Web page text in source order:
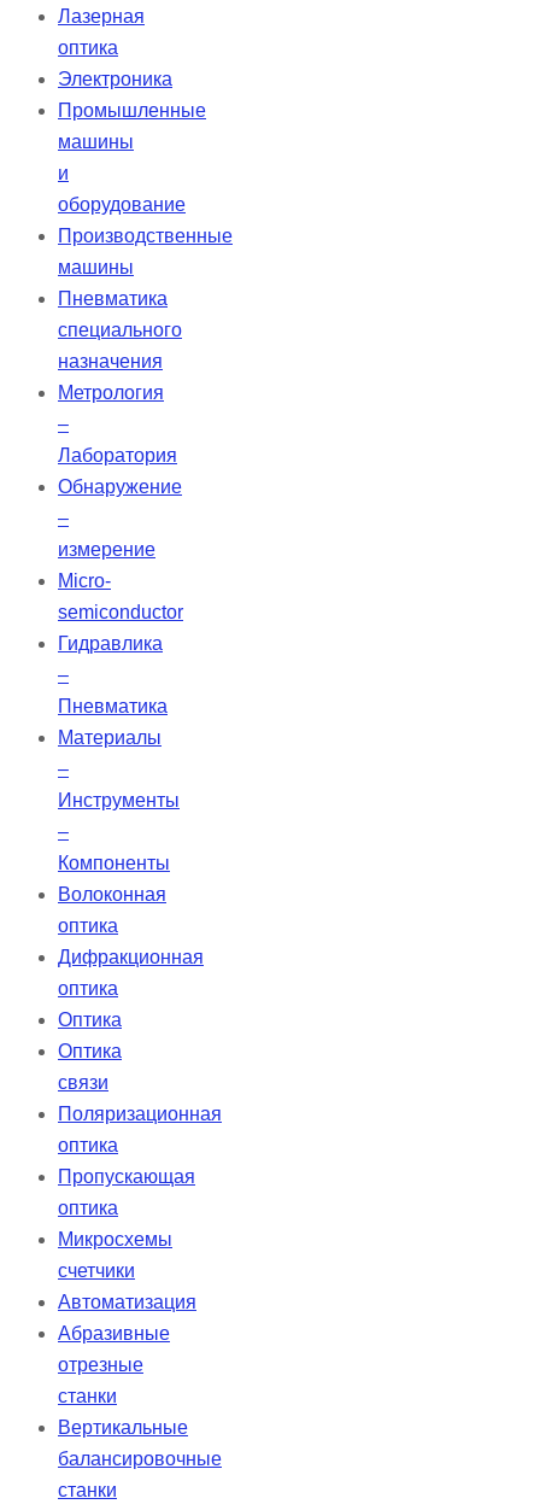
Лазерная
оптика
Электроника
Промышленные
машины
и
оборудование
Производственные
машины
Пневматика
специального
назначения
Метрология
–
Лаборатория
Обнаружение
–
измерение
Micro-
semiconductor
Гидравлика
–
Пневматика
Материалы
–
Инструменты
–
Компоненты
Волоконная
оптика
Дифракционная
оптика
Оптика
Оптика
связи
Поляризационная
оптика
Пропускающая
оптика
Микросхемы
счетчики
Автоматизация
Абразивные
отрезные
станки
Вертикальные
балансировочные
станки